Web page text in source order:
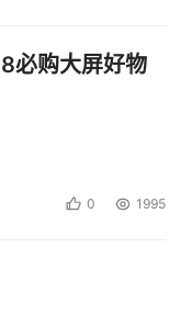
必购大屏好物
0 1995